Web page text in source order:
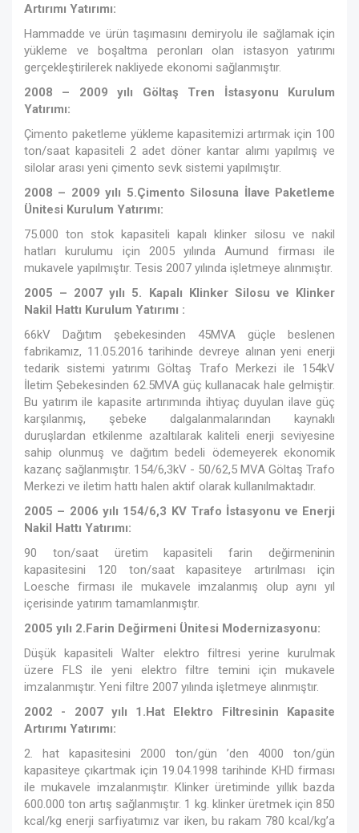
Artırımı Yatırımı:
Hammadde ve ürün taşımasını demiryolu ile sağlamak için
yükleme ve boşaltma peronları olan istasyon yatırımı
gerçekleştirilerek nakliyede ekonomi sağlanmıştır.
2008 – 2009 yılı Göltaş Tren İstasyonu Kurulum
Yatırımı:
Çimento paketleme yükleme kapasitemizi artırmak için 100
ton/saat kapasiteli 2 adet döner kantar alımı yapılmış ve
silolar arası yeni çimento sevk sistemi yapılmıştır.
2008 – 2009 yılı 5.Çimento Silosuna İlave Paketleme
Ünitesi Kurulum Yatırımı:
75.000 ton stok kapasiteli kapalı klinker silosu ve nakil
hatları kurulumu için 2005 yılında Aumund firması ile
mukavele yapılmıştır. Tesis 2007 yılında işletmeye alınmıştır.
2005 – 2007 yılı 5. Kapalı Klinker Silosu ve Klinker
Nakil Hattı Kurulum Yatırımı :
66kV Dağıtım şebekesinden 45MVA güçle beslenen
fabrikamız, 11.05.2016 tarihinde devreye alınan yeni enerji
tedarik sistemi yatırımı Göltaş Trafo Merkezi ile 154kV
İletim Şebekesinden 62.5MVA güç kullanacak hale gelmiştir.
Bu yatırım ile kapasite artırımında ihtiyaç duyulan ilave güç
karşılanmış, şebeke dalgalanmalarından kaynaklı
duruşlardan etkilenme azaltılarak kaliteli enerji seviyesine
sahip olunmuş ve dağıtım bedeli ödemeyerek ekonomik
kazanç sağlanmıştır. 154/6,3kV - 50/62,5 MVA Göltaş Trafo
Merkezi ve iletim hattı halen aktif olarak kullanılmaktadır.
2005 – 2006 yılı 154/6,3 KV Trafo İstasyonu ve Enerji
Nakil Hattı Yatırımı:
90 ton/saat üretim kapasiteli farin değirmeninin
kapasitesini 120 ton/saat kapasiteye artırılması için
Loesche firması ile mukavele imzalanmış olup aynı yıl
içerisinde yatırım tamamlanmıştır.
2005 yılı 2.Farin Değirmeni Ünitesi Modernizasyonu:
Düşük kapasiteli Walter elektro filtresi yerine kurulmak
üzere FLS ile yeni elektro filtre temini için mukavele
imzalanmıştır. Yeni filtre 2007 yılında işletmeye alınmıştır.
2002 - 2007 yılı 1.Hat Elektro Filtresinin Kapasite
Artırımı Yatırımı:
2. hat kapasitesini 2000 ton/gün ’den 4000 ton/gün
kapasiteye çıkartmak için 19.04.1998 tarihinde KHD firması
ile mukavele imzalanmıştır. Klinker üretiminde yıllık bazda
600.000 ton artış sağlanmıştır. 1 kg. klinker üretmek için 850
kcal/kg enerji sarfiyatımız var iken, bu rakam 780 kcal/kg’a